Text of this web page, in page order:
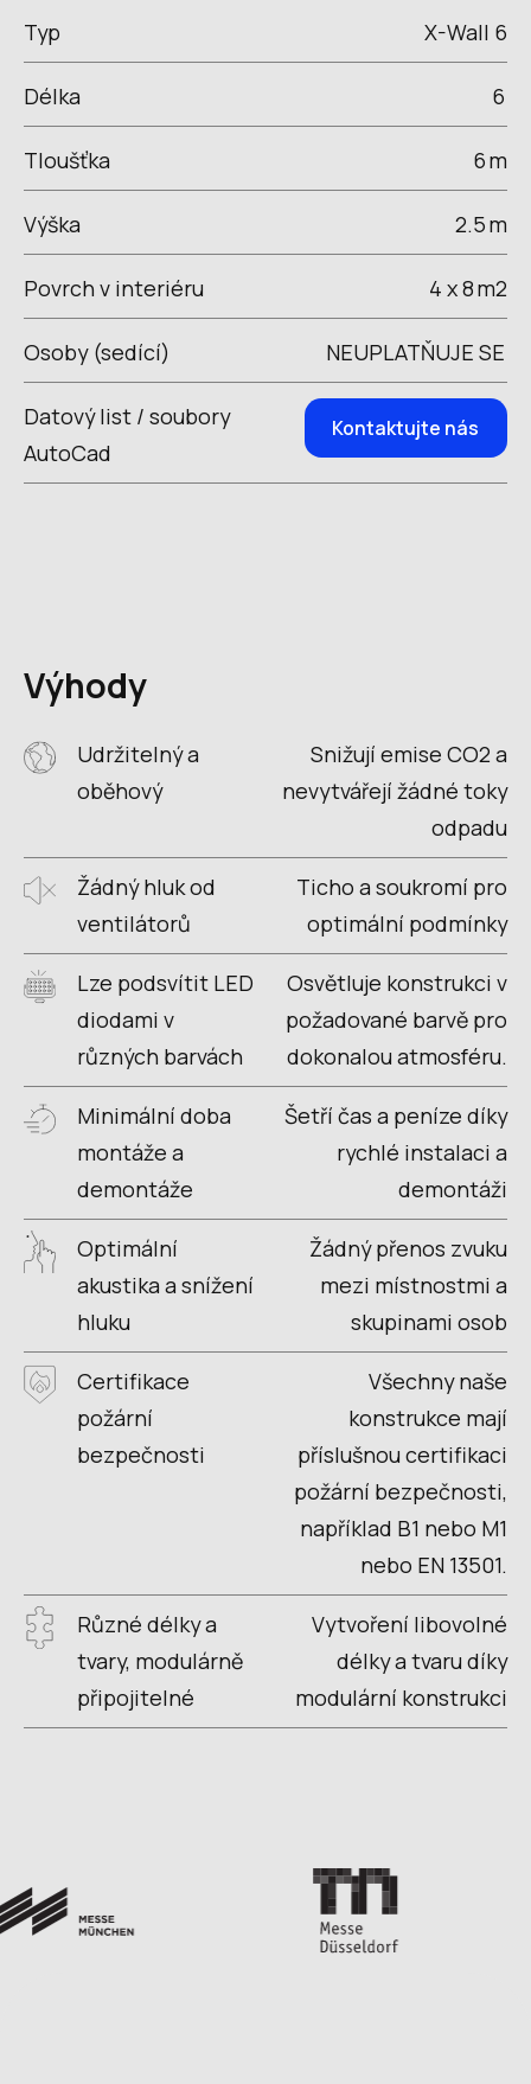
Typ X-Wall 6
Délka 6
Tloušťka 6m
Výška 2.5m
Povrch v interiéru 4 x 8m2
Osoby (sedící) NEUPLATŇUJE SE
Datový list / soubory
AutoCad
Kontaktujte nás
Výhody
Udržitelný a
oběhový
Snižují emise CO2 a
nevytvářejí žádné toky
odpadu
Žádný hluk od
ventilátorů
Ticho a soukromí pro
optimální podmínky
Lze podsvítit LED
diodami v
různých barvách
Osvětluje konstrukci v
požadované barvě pro
dokonalou atmosféru.
Minimální doba
montáže a
demontáže
Šetří čas a peníze díky
rychlé instalaci a
demontáži
Optimální
akustika a snížení
hluku
Žádný přenos zvuku
mezi místnostmi a
skupinami osob
Certifikace
požární
bezpečnosti
Všechny naše
konstrukce mají
příslušnou certifikaci
požární bezpečnosti,
například B1 nebo M1
nebo EN 13501.
Různé délky a
tvary, modulárně
připojitelné
Vytvoření libovolné
délky a tvaru díky
modulární konstrukci